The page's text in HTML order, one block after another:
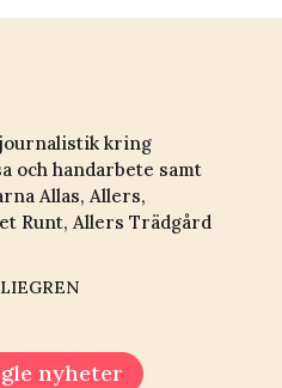
kring
och handarbete samt
Allas, Allers,
Runt, Allers Trädgård
nyheter